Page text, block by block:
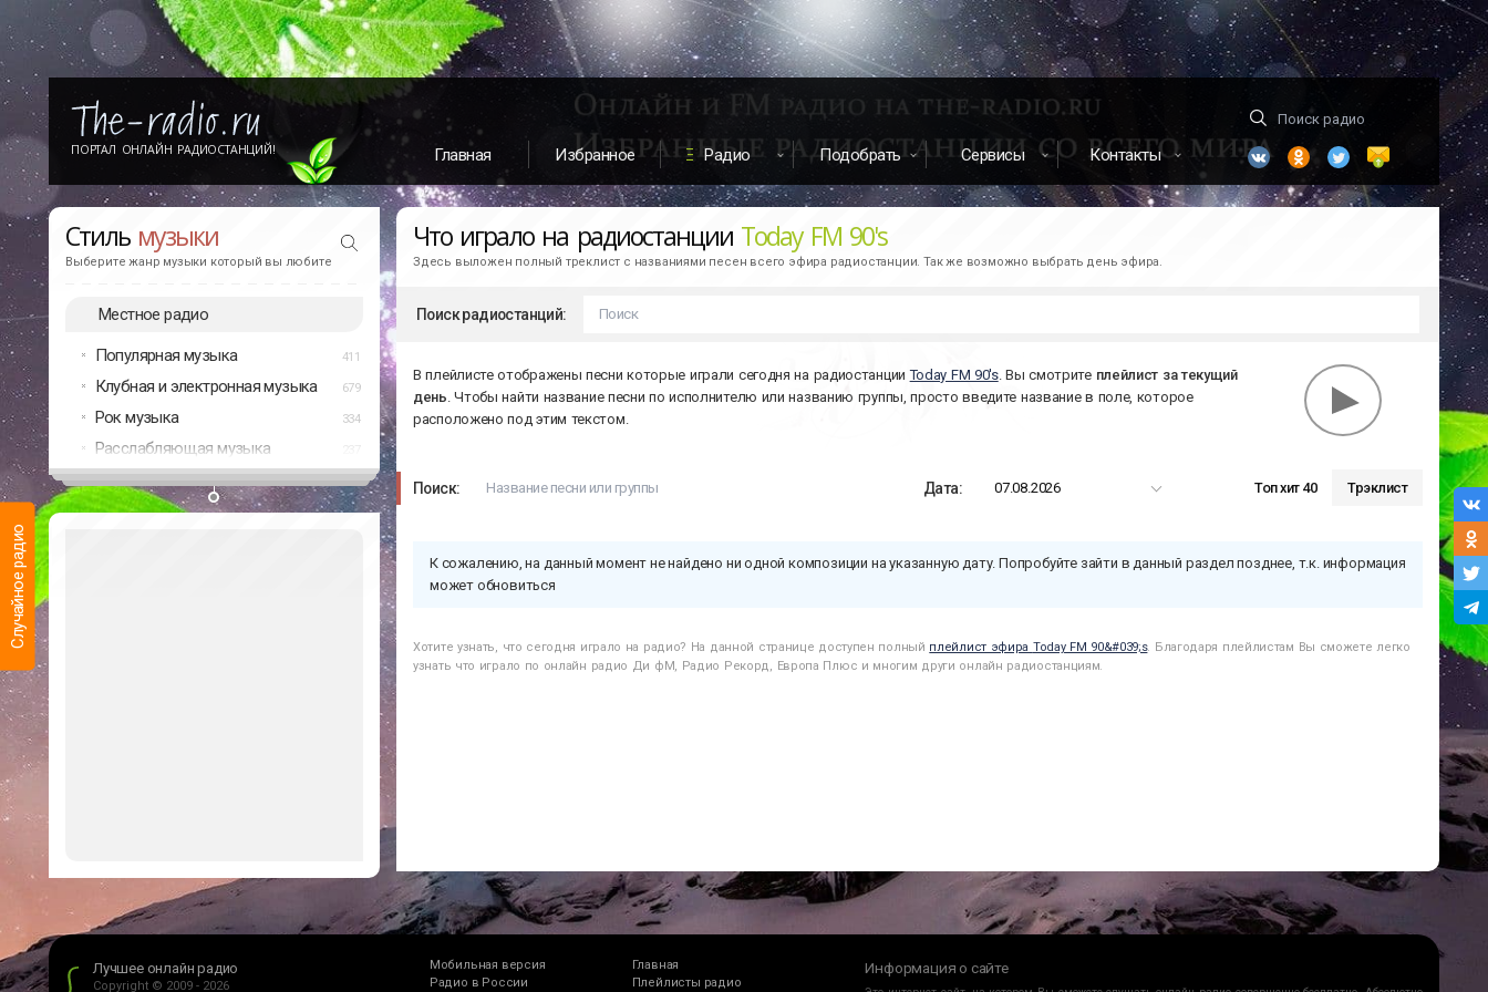
Случайное радио
ПОРТАЛ ОНЛАЙН РАДИОСТАНЦИЙ! Главная Избранное Радио Подобрать Сервисы Контакты
Стиль музыки
Выберите жанр музыки который вы любите
Местное радио
Популярная музыка 411
Клубная и электронная музыка 679
Рок музыка 334
Расслабляющая музыка
Что играло на радиостанции Today FM 90's
Здесь выложен полный треклист с названиями песен всего эфира радиостанции. Так же возможно выбрать день эфира.
Поиск радиостанций:
В плейлисте отображены песни которые играли сегодня на радиостанцииToday FM 90's. Вы смотрите плейлист затекущий
день . Чтобы найти название песни по исполнителю или названию группы, просто введите название в поле, которое
расположено под этим текстом.
Поиск: Дата: 07.08.2026 Топ хит 40 Трэклист
К сожалению, на данный момент не найдено ни одной композиции на указанную дату. Попробуйте зайти в данный раздел позднее, т.к. информация
может обновиться
Хотите узнать, что сегодня играло на радио? На данной странице доступен полный плейлист эфира Today FM 90&#039;s. Благодаря плейлистам Вы сможете легко
узнать что играло по онлайн радио Ди фМ, Радио Рекорд, Европа Плюс и многим други онлайн радиостанциям.
Лучшее онлайн радио
Copyright © 2009 - 2026
Мобильная версия
Главная
Радио в России
Плейлисты радио
Информация о сайте